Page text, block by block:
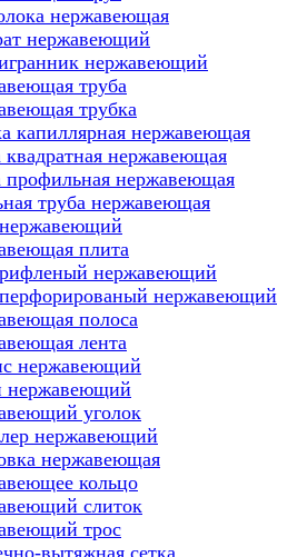
нержавеющая
нержавеющий
нержавеющий
труба
трубка
капиллярная нержавеющая
квадратная нержавеющая
профильная нержавеющая
труба нержавеющая
плита
нержавеющий
нержавеющий
полоса
лента
нержавеющий
нержавеющий
уголок
нержавеющий
нержавеющая
кольцо
слиток
трос
вытяжная сетка